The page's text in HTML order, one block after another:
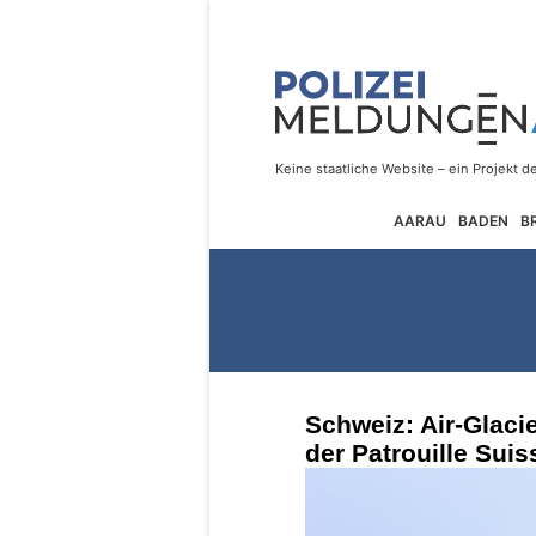
AARAU BADEN
Schweiz: Air-
der Patrouille